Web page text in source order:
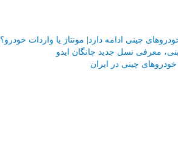
چینی ادامه دارد| مونتاژ یا واردات خودرو؟
معرفی نسل جدید چانگان ایدو
چینی در ایران